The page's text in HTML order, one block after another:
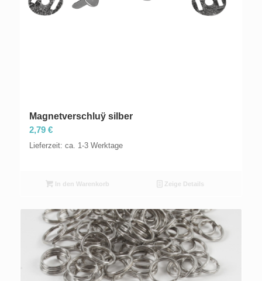
Magnetverschluÿ silber
2,79 €
Lieferzeit: ca. 1-3 Werktage
In den Warenkorb Zeige Details